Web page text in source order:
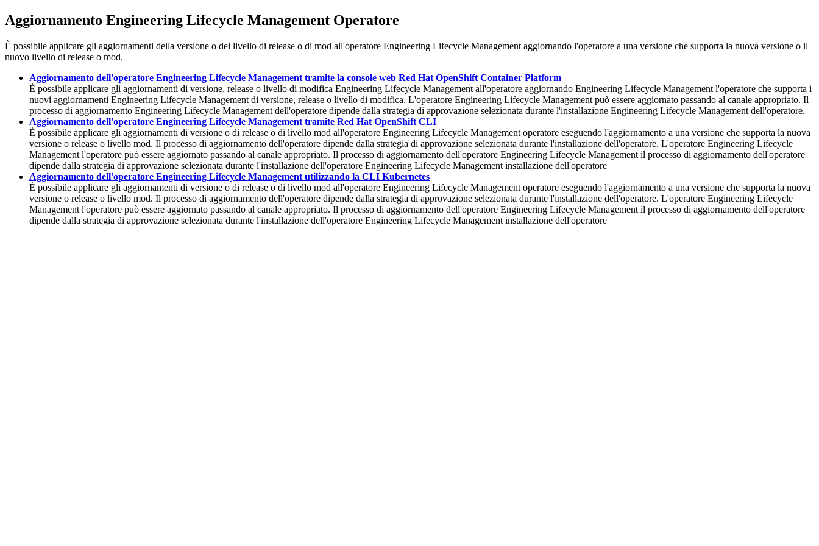
Aggiornamento Engineering Lifecycle Management Operatore
È possibile applicare gli aggiornamenti della versione o del livello di release o di mod all'operatore Engineering Lifecycle Management aggiornando l'operatore a una versione che supporta la nuova versione o il
nuovo livello di release o mod.
Aggiornamento dell'operatore Engineering Lifecycle Management tramite la console web Red Hat OpenShift Container Platform
È possibile applicare gli aggiornamenti di versione, release o livello di modifica Engineering Lifecycle Management all'operatore aggiornando Engineering Lifecycle Management l'operatore che supporta i
nuovi aggiornamenti Engineering Lifecycle Management di versione, release o livello di modifica. L'operatore Engineering Lifecycle Management può essere aggiornato passando al canale appropriato. Il
processo di aggiornamento Engineering Lifecycle Management dell'operatore dipende dalla strategia di approvazione selezionata durante l'installazione Engineering Lifecycle Management dell'operatore.
Aggiornamento dell'operatore Engineering Lifecycle Management tramite Red Hat OpenShift CLI
È possibile applicare gli aggiornamenti di versione o di release o di livello mod all'operatore Engineering Lifecycle Management operatore eseguendo l'aggiornamento a una versione che supporta la nuova
versione o release o livello mod. Il processo di aggiornamento dell'operatore dipende dalla strategia di approvazione selezionata durante l'installazione dell'operatore. L'operatore Engineering Lifecycle
Management l'operatore può essere aggiornato passando al canale appropriato. Il processo di aggiornamento dell'operatore Engineering Lifecycle Management il processo di aggiornamento dell'operatore
dipende dalla strategia di approvazione selezionata durante l'installazione dell'operatore Engineering Lifecycle Management installazione dell'operatore
Aggiornamento dell'operatore Engineering Lifecycle Management utilizzando la CLI Kubernetes
È possibile applicare gli aggiornamenti di versione o di release o di livello mod all'operatore Engineering Lifecycle Management operatore eseguendo l'aggiornamento a una versione che supporta la nuova
versione o release o livello mod. Il processo di aggiornamento dell'operatore dipende dalla strategia di approvazione selezionata durante l'installazione dell'operatore. L'operatore Engineering Lifecycle
Management l'operatore può essere aggiornato passando al canale appropriato. Il processo di aggiornamento dell'operatore Engineering Lifecycle Management il processo di aggiornamento dell'operatore
dipende dalla strategia di approvazione selezionata durante l'installazione dell'operatore Engineering Lifecycle Management installazione dell'operatore